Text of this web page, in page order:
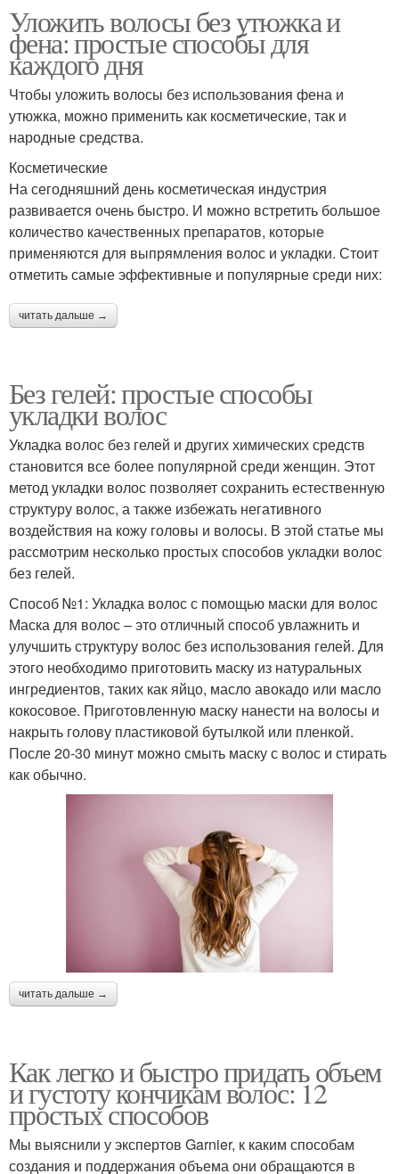
Уложить волосы без утюжка и
фена: простые способы для
каждого дня
Чтобы уложить волосы без использования фена и
утюжка, можно применить как косметические, так и
народные средства.
Косметические
На сегодняшний день косметическая индустрия
развивается очень быстро. И можно встретить большое
количество качественных препаратов, которые
применяются для выпрямления волос и укладки. Стоит
отметить самые эффективные и популярные среди них:
читать дальше →
Без гелей: простые способы
укладки волос
Укладка волос без гелей и других химических средств
становится все более популярной среди женщин. Этот
метод укладки волос позволяет сохранить естественную
структуру волос, а также избежать негативного
воздействия на кожу головы и волосы. В этой статье мы
рассмотрим несколько простых способов укладки волос
без гелей.
Способ №1: Укладка волос с помощью маски для волос
Маска для волос – это отличный способ увлажнить и
улучшить структуру волос без использования гелей. Для
этого необходимо приготовить маску из натуральных
ингредиентов, таких как яйцо, масло авокадо или масло
кокосовое. Приготовленную маску нанести на волосы и
накрыть голову пластиковой бутылкой или пленкой.
После 20-30 минут можно смыть маску с волос и стирать
как обычно.
читать дальше →
Как легко и быстро придать объем
и густоту кончикам волос: 12
простых способов
Мы выяснили у экспертов Garnier, к каким способам
создания и поддержания объема они обращаются в